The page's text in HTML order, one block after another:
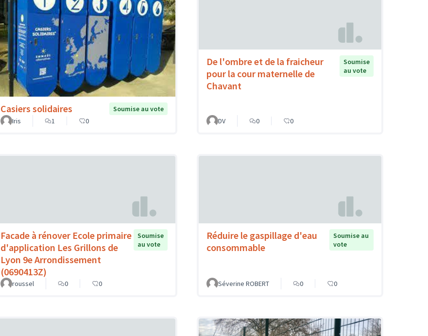
Casiers solidaires
Soumise au vote
Iris
1 0
De l'ombre et de la fraicheur
pour la cour maternelle de
Chavant
Soumise
au vote
DV 0 0
Facade à rénover Ecole primaire
d'application Les Grillons de
Lyon 9e Arrondissement
(0690413Z)
Soumise
au vote
roussel 0 0
Réduire le gaspillage d'eau
consommable
Soumise au
vote
Séverine ROBERT 0 0